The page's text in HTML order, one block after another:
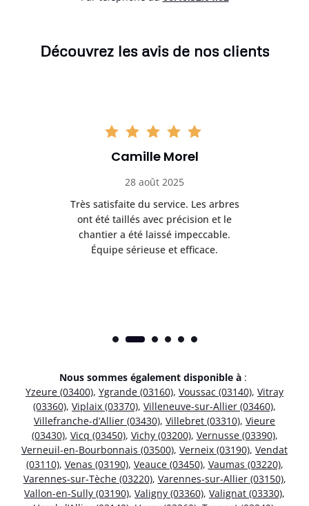
Découvrez les avis de nos clients
Camille Morel
28 août 2025
Très satisfaite du service. Les arbres
ont été taillés avec précision et le
chantier a été laissé impeccable.
Équipe sérieuse et efficace.
Nous sommes également disponible à :
Yzeure (03400), Ygrande (03160), Voussac (03140), Vitray
(03360), Viplaix (03370), Villeneuve-sur-Allier (03460),
Villefranche-d’Allier (03430), Villebret (03310), Vieure
(03430), Vicq (03450), Vichy (03200), Vernusse (03390),
Verneuil-en-Bourbonnais (03500), Verneix (03190), Vendat
(03110), Venas (03190), Veauce (03450), Vaumas (03220),
Varennes-sur-Tèche (03220), Varennes-sur-Allier (03150),
Vallon-en-Sully (03190), Valigny (03360), Valignat (03330),